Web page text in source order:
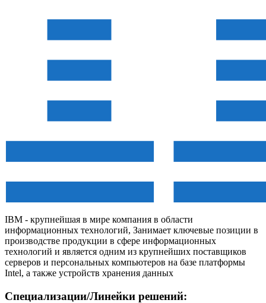
IBM - крупнейшая в мире компания в области
информационных технологий, Занимает ключевые позиции в
производстве продукции в сфере информационных
технологий и является одним из крупнейших поставщиков
серверов и персональных компьютеров на базе платформы
Intel, а также устройств хранения данных
Специализации/Линейки решений: